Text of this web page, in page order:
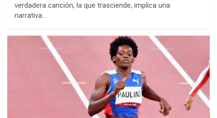
verdadera canción, la que trasciende, implica una
narrativa…